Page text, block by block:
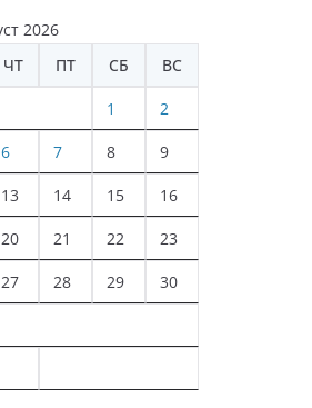
2026
ЧТ ПТ СБ ВС
1 2
6 7 8 9
13 14 15 16
20 21 22 23
27 28 29 30